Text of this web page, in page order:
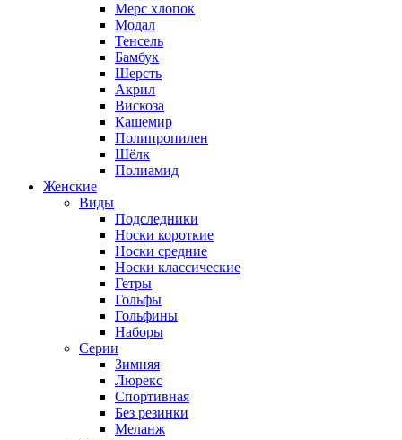
Мерс хлопок
Модал
Тенсель
Бамбук
Шерсть
Акрил
Вискоза
Кашемир
Полипропилен
Шёлк
Полиамид
Женские
Виды
Подследники
Носки короткие
Носки средние
Носки классические
Гетры
Гольфы
Гольфины
Наборы
Серии
Зимняя
Люрекс
Спортивная
Без резинки
Меланж